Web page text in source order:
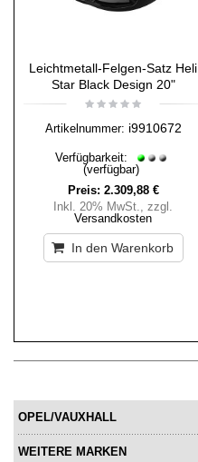
Leichtmetall-Felgen-Satz Heli
Star Black Design 20"
Artikelnummer: i9910672
Verfügbarkeit:
(verfügbar)
Preis: 2.309,88 €
Inkl. 20% MwSt., zzgl.
Versandkosten
In den Warenkorb
OPEL/VAUXHALL
WEITERE MARKEN